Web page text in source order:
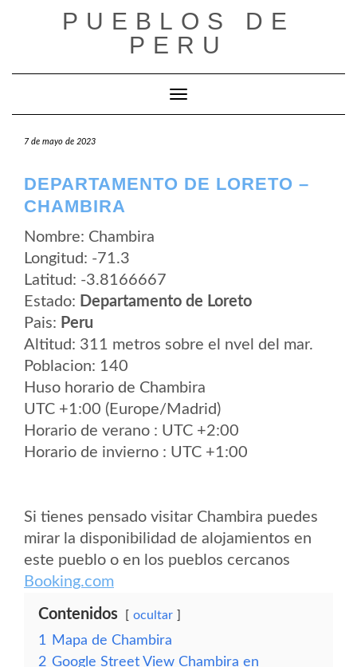
PUEBLOS DE
PERU
Cambiar modo de navegación
7 de mayo de 2023
DEPARTAMENTO DE LORETO –
CHAMBIRA
Nombre: Chambira
Longitud: -71.3
Latitud: -3.8166667
Estado: Departamento de Loreto
Pais: Peru
Altitud: 311 metros sobre el nvel del mar.
Poblacion: 140
Huso horario de Chambira
UTC +1:00 (Europe/Madrid)
Horario de verano : UTC +2:00
Horario de invierno : UTC +1:00
Si tienes pensado visitar Chambira puedes
mirar la disponibilidad de alojamientos en
este pueblo o en los pueblos cercanos
Booking.com
Contenidos ocultar
1
Mapa de Chambira
2 Google Street View Chambira en